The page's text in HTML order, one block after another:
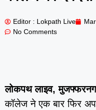
Editor : Lokpath Live
No Comments
लोकपथ लाइव,
कॉलेज ने एक बार फिर